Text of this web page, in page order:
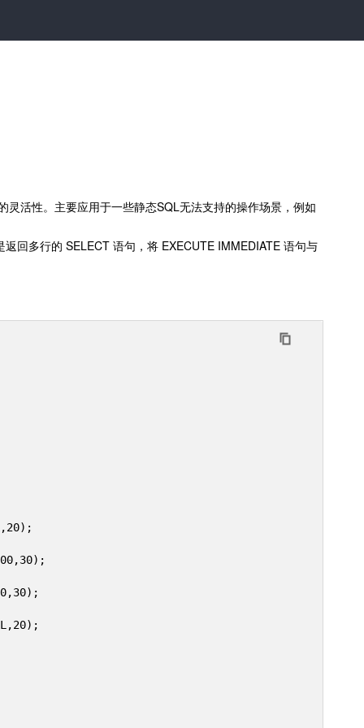
活性。主要应用于一些静态SQL无法支持的操作场景，例如
回多行的 SELECT 语句，将 EXECUTE IMMEDIATE 语句与